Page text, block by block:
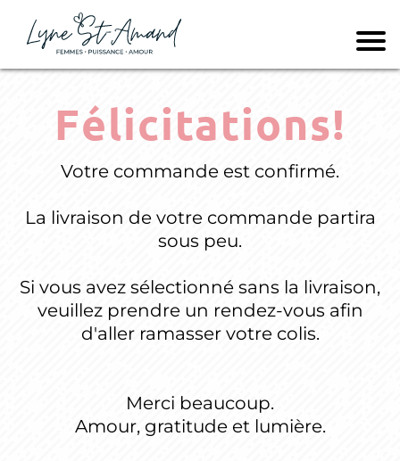
Félicitations!
Votre commande est confirmé.
La livraison de votre commande partira
sous peu.
Si vous avez sélectionné sans la livraison,
veuillez prendre un rendez-vous afin
d'aller ramasser votre colis.
Merci beaucoup.
Amour, gratitude et lumière.